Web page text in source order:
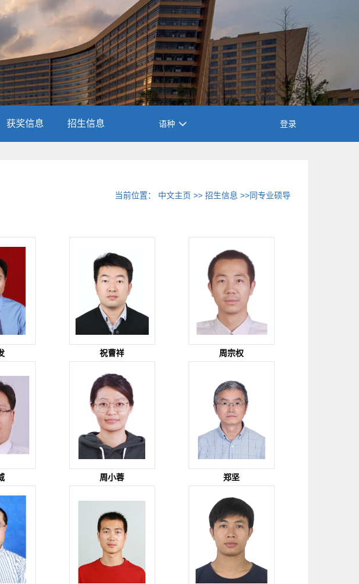
获奖信息 招生信息 语种 登录
当前位置： 中文主页 >>招生信息 >>同专业硕导
祝曹祥 周宗权
周小蓉 郑坚